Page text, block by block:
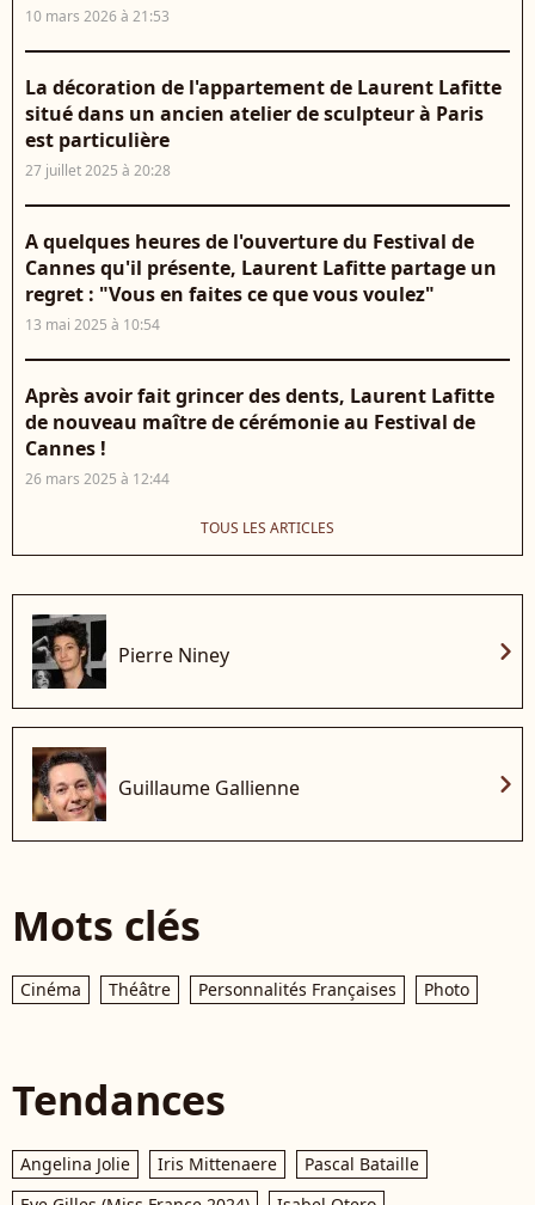
10 mars 2026 à 21:53
La décoration de l'appartement de Laurent Lafitte
situé dans un ancien atelier de sculpteur à Paris
est particulière
27 juillet 2025 à 20:28
A quelques heures de l'ouverture du Festival de
Cannes qu'il présente, Laurent Lafitte partage un
regret : "Vous en faites ce que vous voulez"
13 mai 2025 à 10:54
Après avoir fait grincer des dents, Laurent Lafitte
de nouveau maître de cérémonie au Festival de
Cannes !
26 mars 2025 à 12:44
TOUS LES ARTICLES
Pierre Niney chevron_right
Guillaume Gallienne chevron_right
Mots clés
Cinéma Théâtre Personnalités Françaises Photo
Tendances
Angelina Jolie Iris Mittenaere
Pascal Bataille